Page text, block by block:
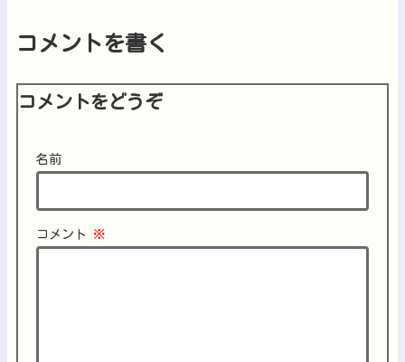
コメントを書く
コメントをどうぞ
名前
コメント ※